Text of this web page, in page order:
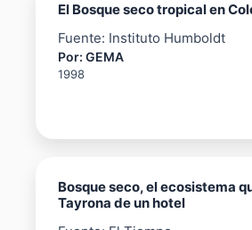
El Bosque seco tropical en
Fuente: Instituto Humboldt
Por: GEMA
1998
Bosque seco, el ecosistema
Tayrona de un hotel